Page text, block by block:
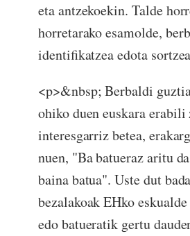
eta antzekoekin. Talde
horretarako esamolde,
identifikatzea edota
<p>&nbsp; Berbaldi
ohiko duen euskara
interesgarriz betea,
nuen, "Ba batueraz aritu
baina batua". Uste dut
bezalakoak EHko
edo batueratik gertu